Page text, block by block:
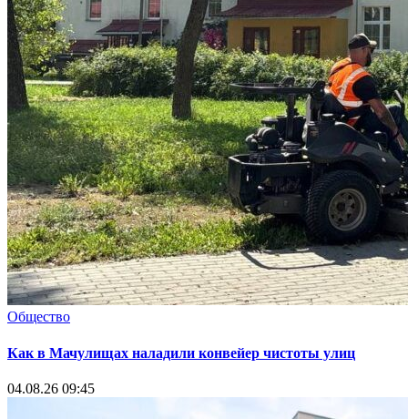
Общество
Как в Мачулищах наладили конвейер чистоты улиц
04.08.26 09:45